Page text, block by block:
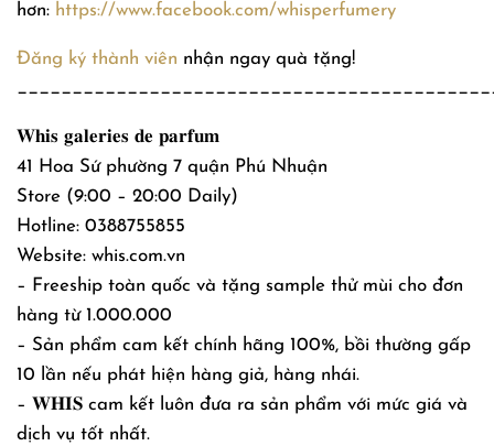
hơn: https://www.facebook.com/whisperfumery
Đăng ký thành viên nhận ngay quà tặng!
𝐖𝐡𝐢𝐬 𝐠𝐚𝐥𝐞𝐫𝐢𝐞𝐬 𝐝𝐞 𝐩𝐚𝐫𝐟𝐮𝐦
41 Hoa Sứ phường 7 quận Phú Nhuận
Store (9:00 – 20:00 Daily)
Hotline: 0388755855
Website: whis.com.vn
– Freeship toàn quốc và tặng sample thử mùi cho đơn
hàng từ 1.000.000
– Sản phẩm cam kết chính hãng 100%, bồi thường gấp
10 lần nếu phát hiện hàng giả, hàng nhái.
– 𝐖𝐇𝐈𝐒 cam kết luôn đưa ra sản phẩm với mức giá và
dịch vụ tốt nhất.